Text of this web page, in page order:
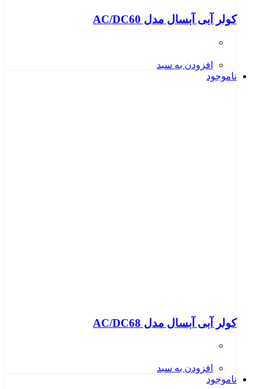
کولر آبی آبسال مدل AC/DC60
افزودن به سبد
ناموجود
کولر آبی آبسال مدل AC/DC68
افزودن به سبد
ناموجود